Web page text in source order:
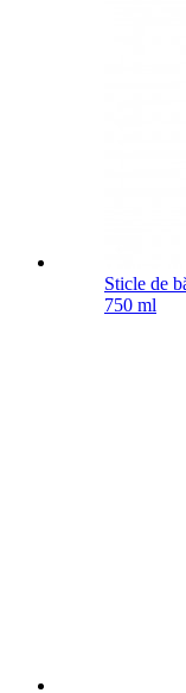
Sticle de
750 ml